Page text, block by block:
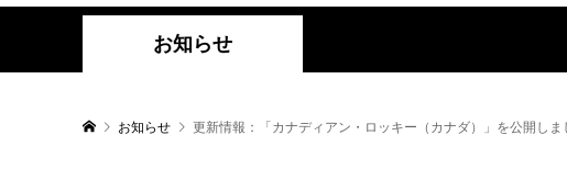
お知らせ
お知らせ 更新情報：「カナディアン・ロッキー（カナダ）」を公開しま